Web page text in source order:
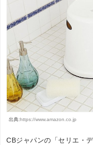
出典: https://www.amazon.co.jp
CBジャパンの「セリエ・